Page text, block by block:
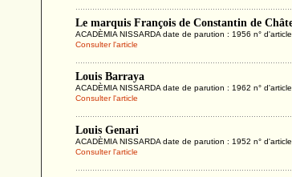
Le marquis François de Constantin de
ACADÈMIA NISSARDA date de parution : 1956 n°
Consulter l'article
Louis Barraya
ACADÈMIA NISSARDA date de parution : 1962 n°
Consulter l'article
Louis Genari
ACADÈMIA NISSARDA date de parution : 1952 n°
Consulter l'article